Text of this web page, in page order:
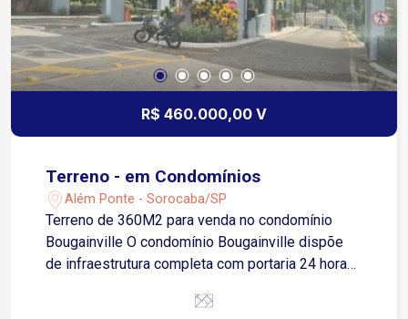
R$ 460.000,00 V
Terreno - em Condomínios
Além Ponte - Sorocaba/SP
Terreno de 360M2 para venda no condomínio
Bougainville O condomínio Bougainville dispõe
de infraestrutura completa com portaria 24 horas,
playground e amplas áreas verdes. Situado na